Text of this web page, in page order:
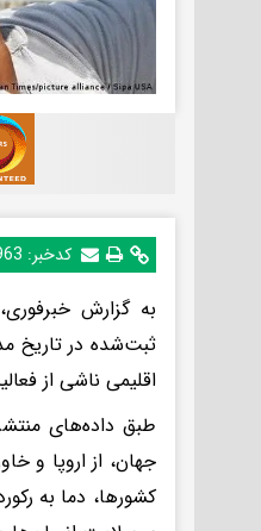
کدخبر:
به گزارش
ثبت‌شده در تاریخ
اقلیمی ناشی از
جهان، از اروپا و
کشورها، دما به